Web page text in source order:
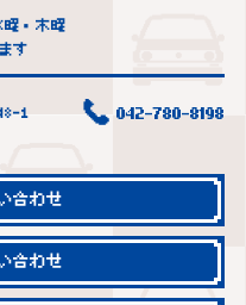
・木曜
す
1 042-780-8198
合わせ
合わせ